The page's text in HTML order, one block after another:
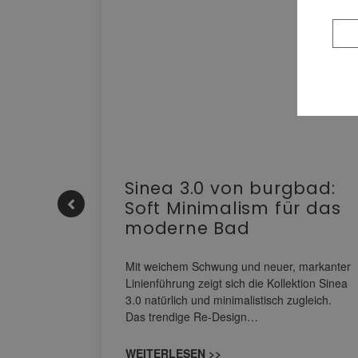
Sinea 3.0 von burgbad:
Soft Minimalism für das
moderne Bad
Mit weichem Schwung und neuer, markanter
Linienführung zeigt sich die Kollektion Sinea
3.0 natürlich und minimalistisch zugleich.
Das trendige Re-Design…
WEITERLESEN >>